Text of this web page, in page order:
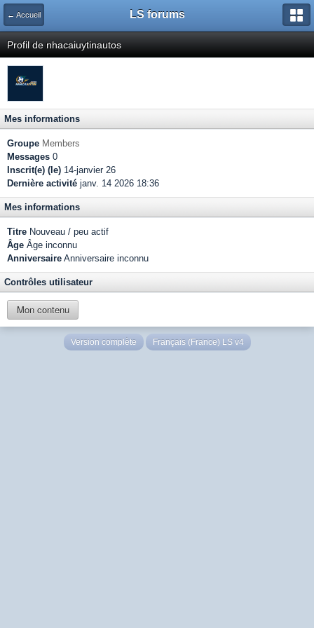
← Accueil LS forums
Profil de nhacaiuytinautos
Mes informations
Groupe Members
Messages 0
Inscrit(e) (le) 14-janvier 26
Dernière activité janv. 14 2026 18:36
Mes informations
Titre Nouveau / peu actif
Âge Âge inconnu
Anniversaire Anniversaire inconnu
Contrôles utilisateur
Mon contenu
Version complète Français (France) LS v4